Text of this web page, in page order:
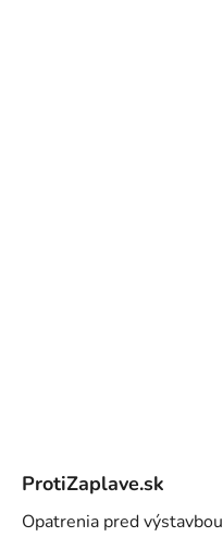
ProtiZaplave.sk
Opatrenia pred výstavbou